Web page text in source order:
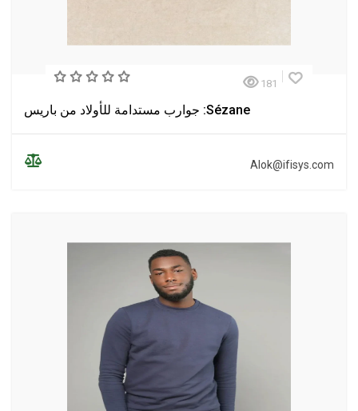
181
Sézane: جوارب مستدامة للأولاد من باريس
Alok@ifisys.com